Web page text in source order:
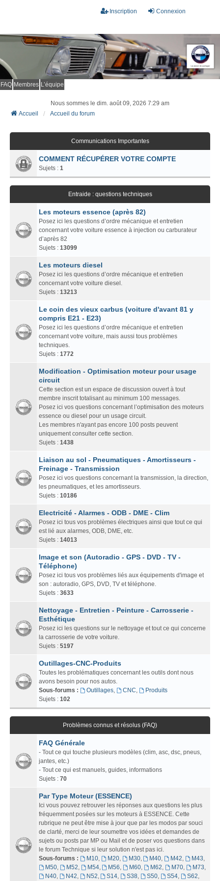
Connexion
Inscription
FAQ Membres L’équipe
Nous sommes le dim. août 09, 2026 7:29 am
Accueil
Accueil du forum
Communications Importantes
COMMENT RÉCUPÉRER VOTRE COMPTE
Sujets : 1
Entraide : questions techniques
Les moteurs essence (après 82)
Posez ici les questions d’ordre mécanique et entretien
concernant votre voiture essence à injection ou carburateur
d’après 82
Sujets : 13099
Les moteurs diesel
Posez ici les questions d’ordre mécanique et entretien
concernant votre voiture diesel.
Sujets : 13213
Le coin des vieux carbus (voiture d'avant 81 y
compris E21 - E23)
Posez ici les questions d’ordre mécanique et entretien
concernant votre voiture, mais aussi tous problèmes
techniques.
Sujets : 1772
Modification - Optimisation moteur pour usage
circuit
Cette section est un espace de discussion ouvert à tout
membre inscrit totalisant au minimum 100 messages.
Posez ici vos questions concernant l’optimisation des moteurs
essence ou diesel pour un usage circuit.
Les membres n'ayant pas encore 100 posts peuvent
uniquement consulter cette section.
Sujets : 1438
Liaison au sol - Pneumatiques - Amortisseurs -
Freinage - Transmission
Posez ici vos questions concernant la transmission, la direction,
les pneumatiques, et les amortisseurs.
Sujets : 10186
Electricité - Alarmes - ODB - DME - Clim
Posez ici tous vos problèmes électriques ainsi que tout ce qui
est lié aux alarmes, ODB, DME, etc.
Sujets : 14013
Image et son (Autoradio - GPS - DVD - TV -
Téléphone)
Posez ici tous vos problèmes liés aux équipements d'image et
son : autoradio, GPS, DVD, TV et téléphone.
Sujets : 3633
Nettoyage - Entretien - Peinture - Carrosserie -
Esthétique
Posez ici les questions sur le nettoyage et tout ce qui concerne
la carrosserie de votre voiture.
Sujets : 5197
Outillages-CNC-Produits
Toutes les problématiques concernant les outils dont nous
avons besoin pour nos autos.
Sous-forums :
Outillages, CNC,
Produits
Sujets : 102
Problèmes connus et résolus (FAQ)
FAQ Générale
- Tout ce qui touche plusieurs modèles (clim, asc, dsc, pneus,
jantes, etc.)
- Tout ce qui est manuels, guides, informations
Sujets : 70
Par Type Moteur (ESSENCE)
Ici vous pouvez retrouver les réponses aux questions les plus
fréquemment posées sur les moteurs à ESSENCE. Cette
rubrique ne peut être mise à jour que par les modos par souci
de clarté, merci de leur soumettre vos idées et demandes de
sujets ou posts par MP ou Mail et de poser vos questions dans
le forum Technique si leur solution n'est pas ici.
Sous-forums :
M10, M20, M30, M40, M42, M43,
M50, M52, M54, M56, M60, M62, M70, M73,
N40, N42, N52, S14, S38, S50, S54, S62,